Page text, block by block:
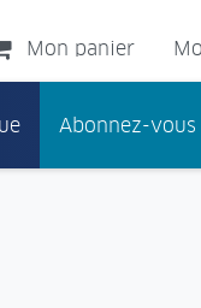
Mon panier
Abonnez-vous